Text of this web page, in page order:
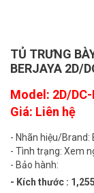
TỦ TRƯNG
BERJAYA 2D/
Model: 2D/
Giá: Liên hệ
- Nhãn hiệu/Brand:
- Tình trạng: Xem
- Bảo hành:
- Kích thước :